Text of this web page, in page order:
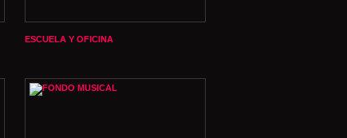
ESCUELA Y OFICINA